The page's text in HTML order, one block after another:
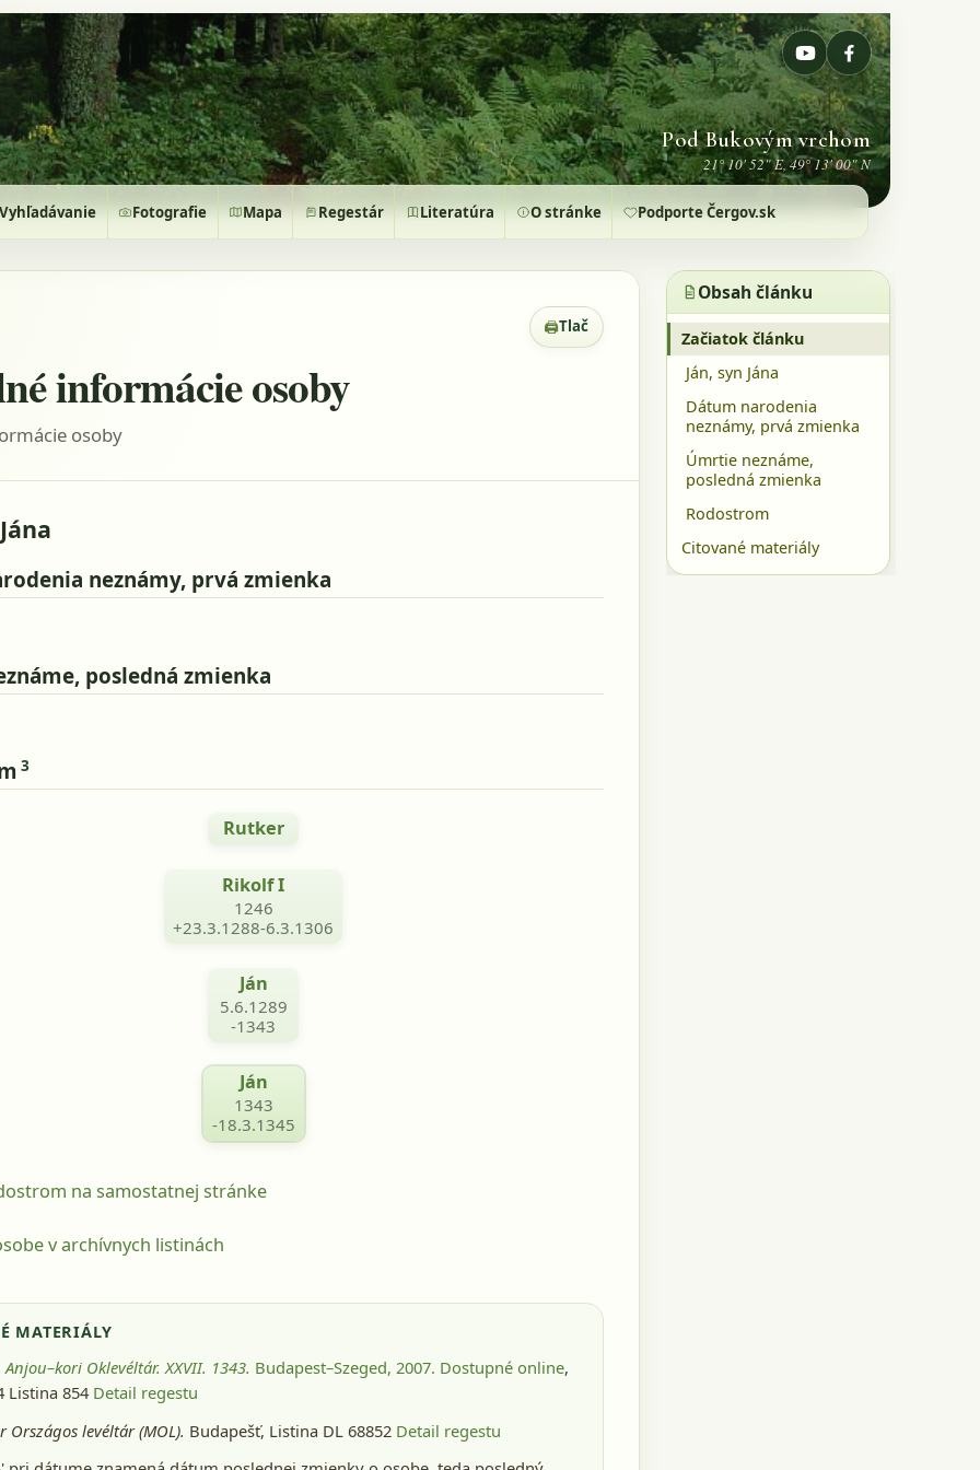
Pod Bukovým vrchom
21° 10' 52" E, 49° 13' 00" N
Vyhľadávanie Fotografie Mapa Regestár Literatúra O stránke Podporte Čergov.sk
🖨Tlač
Zobrazenie pre tlač
informácie osoby
osoby
neznámy, prvá zmienka
posledná zmienka
3
Rutker
Rikolf I
1246
+23.3.1288-6.3.1306
Ján
5.6.1289
-1343
Ján
1343
-18.3.1345
na samostatnej stránke
v archívnych listinách
MATERIÁLY
Anjou–kori Oklevéltár. XXVII. 1343. Budapest–Szeged, 2007. Dostupné online,
Listina 854 Detail regestu
Országos levéltár (MOL). Budapešť, Listina DL 68852 Detail regestu
Obsah článku
Začiatok článku
Ján, syn Jána
Dátum narodenia
neznámy, prvá zmienka
Úmrtie neznáme,
posledná zmienka
Rodostrom
Citované materiály